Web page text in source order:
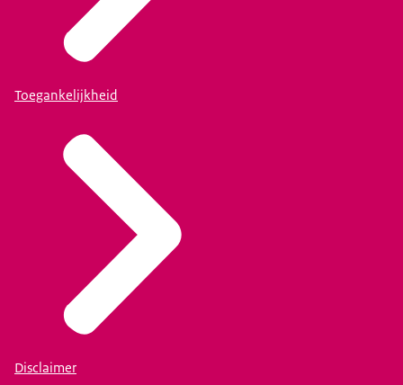
Toegankelijkheid
Disclaimer